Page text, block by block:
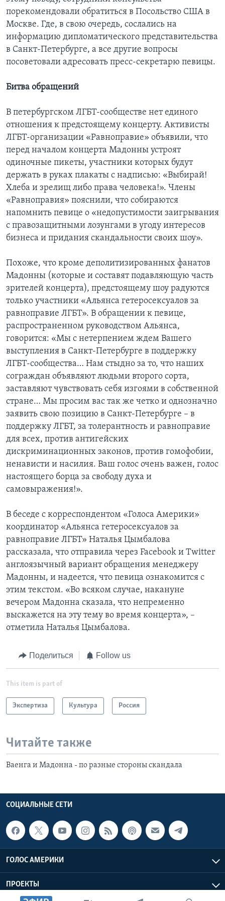
порекомендовали обратиться в Посольство США в
Москве. Где, в свою очередь, сослались на
информацию дипломатического представительства
в Санкт-Петербурге, а все другие вопросы
посоветовали адресовать пресс-секретарю певицы.
Битва обращений
В петербургском ЛГБТ-сообществе нет единого
отношения к предстоящему концерту. Активисты
ЛГБТ-организации «Равноправие» объявили, что
перед началом концерта Мадонны устроят
одиночные пикеты, участники которых будут
держать в руках плакаты с надписью: «Выбирай!
Хлеба и зрелищ либо права человека!». Члены
«Равноправия» пояснили, что собираются
напомнить певице о «недопустимости заигрывания
с правозащитными лозунгами в угоду интересов
бизнеса и придания скандальности своих шоу».
Похоже, что кроме деполитизированных фанатов
Мадонны (которые и составят подавляющую часть
зрителей концерта), предстоящему шоу радуются
только участники «Альянса гетеросексуалов за
равноправие ЛГБТ». В обращении к певице,
распространенном руководством Альянса,
говорится: «Мы с нетерпением ждем Вашего
выступления в Санкт-Петербурге в поддержку
ЛГБТ-сообщества… Нам стыдно за то, что наших
сограждан объявляют людьми второго сорта,
заставляют чувствовать себя изгоями в собственной
стране… Мы просим вас так же четко и однозначно
заявить свою позицию в Санкт-Петербурге – в
поддержку ЛГБТ, за толерантность и равноправие
для всех, против антигейских
дискриминационных законов, против гомофобии,
ненависти и насилия. Ваш голос очень важен, голос
настоящего борца за свободу духа и
самовыражения!».
В беседе с корреспондентом «Голоса Америки»
координатор «Альянса гетеросексуалов за
равноправие ЛГБТ» Наталья Цымбалова
рассказала, что отправила через Facebook и Twitter
англоязычный вариант обращения менеджеру
Мадонны, и надеется, что певица ознакомится с
этим текстом. «Во всяком случае, накануне
вечером Мадонна сказала, что непременно
выскажется на эту тему во время концерта», –
отметила Наталья Цымбалова.
Поделиться Follow us
This item is part of
Экспертиза Культура Россия
Читайте также
Ваенга и Мадонна - по разные стороны скандала
СОЦИАЛЬНЫЕ СЕТИ
ГОЛОС АМЕРИКИ
ПРОЕКТЫ